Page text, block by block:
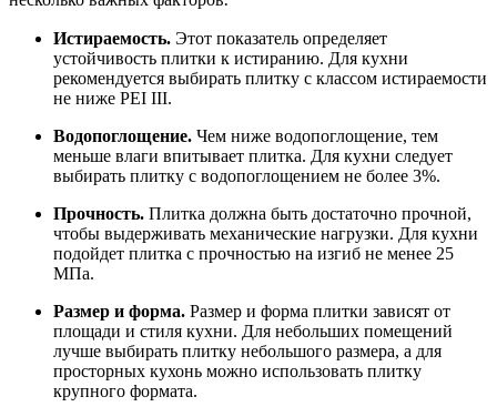
Истираемость. Этот показатель определяет
устойчивость плитки к истиранию. Для кухни
рекомендуется выбирать плитку с классом истираемости
не ниже PEI III.
Водопоглощение. Чем ниже водопоглощение, тем
меньше влаги впитывает плитка. Для кухни следует
выбирать плитку с водопоглощением не более 3%.
Прочность. Плитка должна быть достаточно прочной,
чтобы выдерживать механические нагрузки. Для кухни
подойдет плитка с прочностью на изгиб не менее 25
МПа.
Размер и форма. Размер и форма плитки зависят от
площади и стиля кухни. Для небольших помещений
лучше выбирать плитку небольшого размера, а для
просторных кухонь можно использовать плитку
крупного формата.